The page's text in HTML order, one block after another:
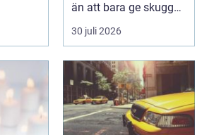
än att bara ge skugga.
Det påverkar hur länge
gäs...
30 juli 2026